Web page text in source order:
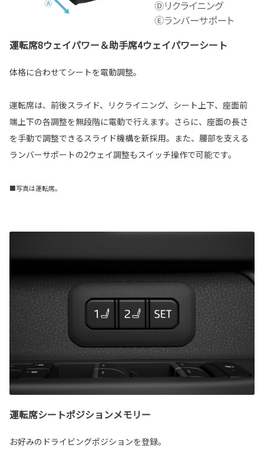
運転席8ウェイパワー＆助手席4ウェイパワーシート
体格に合わせてシートを電動調整。
運転席は、前後スライド、リクライニング、シート上下、座面前
端上下の各調整を無段階に電動で行えます。さらに、座面の長さ
を手動で調整できるスライド機構を新採用。また、腰部を支える
ランバーサポートの2ウェイ調整もスイッチ操作で可能です。
■写真は運転席。
運転席シートポジションメモリー
お好みのドライビングポジションを登録。